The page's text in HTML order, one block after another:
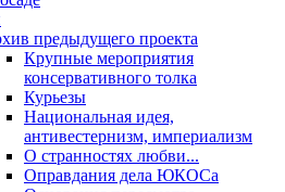
предыдущего проекта
Крупные мероприятия
консервативного толка
Курьезы
Национальная идея,
антивестернизм, империализм
О странностях любви...
Оправдания дела ЮКОСа